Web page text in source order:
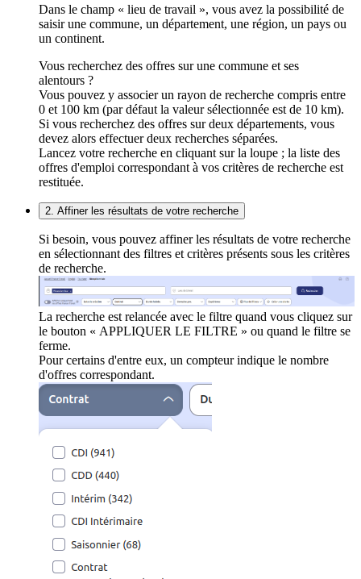
Dans le champ « lieu de travail », vous avez la possibilité de
saisir une commune, un département, une région, un pays ou
un continent.
Vous recherchez des offres sur une commune et ses
alentours ?
Vous pouvez y associer un rayon de recherche compris entre
0 et 100 km (par défaut la valeur sélectionnée est de 10 km).
Si vous recherchez des offres sur deux départements, vous
devez alors effectuer deux recherches séparées.
Lancez votre recherche en cliquant sur la loupe ; la liste des
offres d'emploi correspondant à vos critères de recherche est
restituée.
2. Affiner les résultats de votre recherche
Si besoin, vous pouvez affiner les résultats de votre recherche
en sélectionnant des filtres et critères présents sous les critères
de recherche.
La recherche est relancée avec le filtre quand vous cliquez sur
le bouton « APPLIQUER LE FILTRE » ou quand le filtre se
ferme.
Pour certains d'entre eux, un compteur indique le nombre
d'offres correspondant.